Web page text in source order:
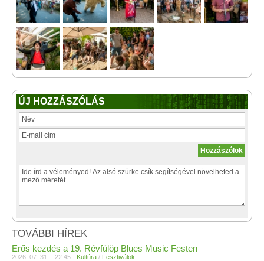
ÚJ HOZZÁSZÓLÁS
TOVÁBBI HÍREK
Erős kezdés a 19. Révfülöp Blues Music Festen
2026. 07. 31. - 22:45 - Kultúra / Fesztiválok